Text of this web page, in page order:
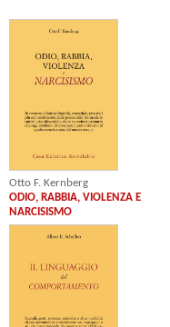
Otto F. Kernberg
ODIO, RABBIA, VIOLENZA E
NARCISISMO